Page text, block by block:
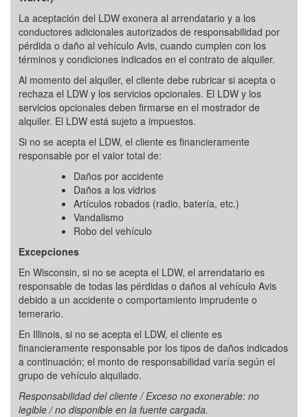
La aceptación del LDW exonera al arrendatario y a los
conductores adicionales autorizados de responsabilidad por
pérdida o daño al vehículo Avis, cuando cumplen con los
términos y condiciones indicados en el contrato de alquiler.
Al momento del alquiler, el cliente debe rubricar si acepta o
rechaza el LDW y los servicios opcionales. El LDW y los
servicios opcionales deben firmarse en el mostrador de
alquiler. El LDW está sujeto a impuestos.
Si no se acepta el LDW, el cliente es financieramente
responsable por el valor total de:
Daños por accidente
Daños a los vidrios
Artículos robados (radio, batería, etc.)
Vandalismo
Robo del vehículo
Excepciones
En Wisconsin, si no se acepta el LDW, el arrendatario es
responsable de todas las pérdidas o daños al vehículo Avis
debido a un accidente o comportamiento imprudente o
temerario.
En Illinois, si no se acepta el LDW, el cliente es
financieramente responsable por los tipos de daños indicados
a continuación; el monto de responsabilidad varía según el
grupo de vehículo alquilado.
Responsabilidad del cliente / Exceso no exonerable: no
legible / no disponible en la fuente cargada.